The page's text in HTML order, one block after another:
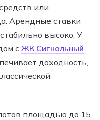
или
Арендные ставки
высоко. У
с ЖК Сигнальный
доходность,
площадью до 15